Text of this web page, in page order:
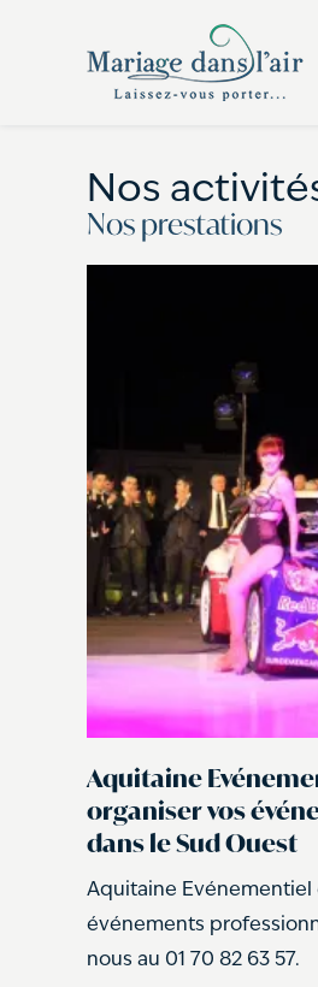
Nos
Nos prestations
Aquitaine
organiser vos
dans le Sud Ouest
Aquitaine
événements
nous au 01 70 82 63 57.